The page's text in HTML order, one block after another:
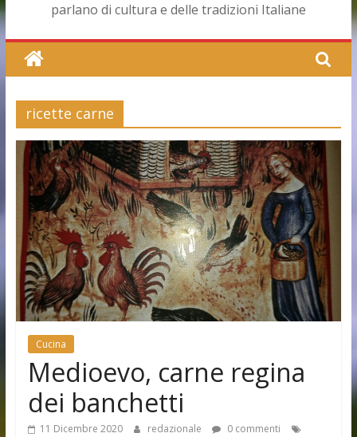
parlano di cultura e delle tradizioni Italiane
ricette carne
Cucina
Medioevo, carne regina
dei banchetti
11 Dicembre 2020 redazionale
0 commenti